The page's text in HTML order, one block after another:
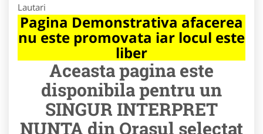
Lautari
Pagina Demonstrativa afacerea
nu este promovata iar locul este
liber
Aceasta pagina este
disponibila pentru un
SINGUR INTERPRET
NUNTA din Orasul selectat